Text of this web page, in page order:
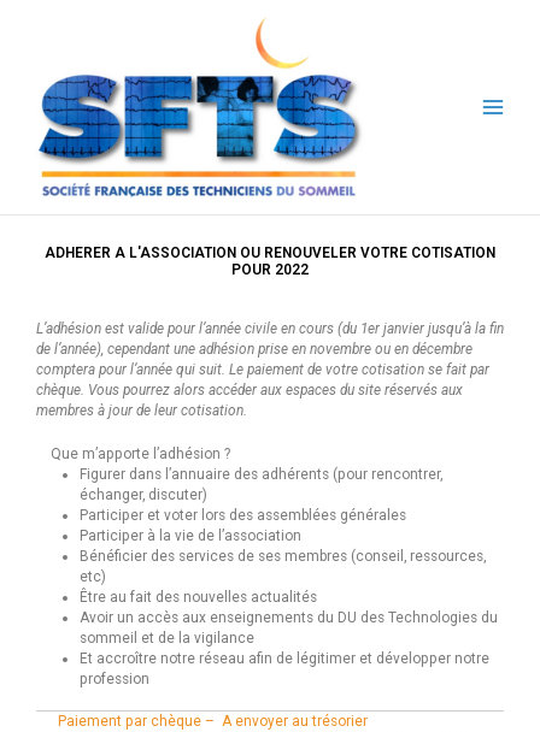
ADHERER A L'ASSOCIATION OU RENOUVELER VOTRE COTISATION
POUR 2022
L’adhésion est valide pour l’année civile en cours (du 1er janvier jusqu’à la fin
de l’année), cependant une adhésion prise en novembre ou en décembre
comptera pour l’année qui suit. Le paiement de votre cotisation se fait par
chèque. Vous pourrez alors accéder aux espaces du site réservés aux
membres à jour de leur cotisation.
Que m’apporte l’adhésion ?
Figurer dans l’annuaire des adhérents (pour rencontrer,
échanger, discuter)
Participer et voter lors des assemblées générales
Participer à la vie de l’association
Bénéficier des services de ses membres (conseil, ressources,
etc)
Être au fait des nouvelles actualités
Avoir un accès aux enseignements du DU des Technologies du
sommeil et de la vigilance
Et accroître notre réseau afin de légitimer et développer notre
profession
Paiement par chèque – A envoyer au trésorier